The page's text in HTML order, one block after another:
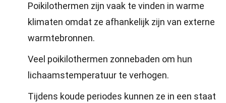
Poikilothermen zijn vaak te vinden in warme
klimaten omdat ze afhankelijk zijn van externe
warmtebronnen.
Veel poikilothermen zonnebaden om hun
lichaamstemperatuur te verhogen.
Tijdens koude periodes kunnen ze in een staat